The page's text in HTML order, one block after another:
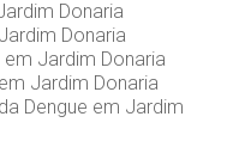
Donaria
Donaria
Jardim Donaria
Jardim Donaria
Dengue em Jardim